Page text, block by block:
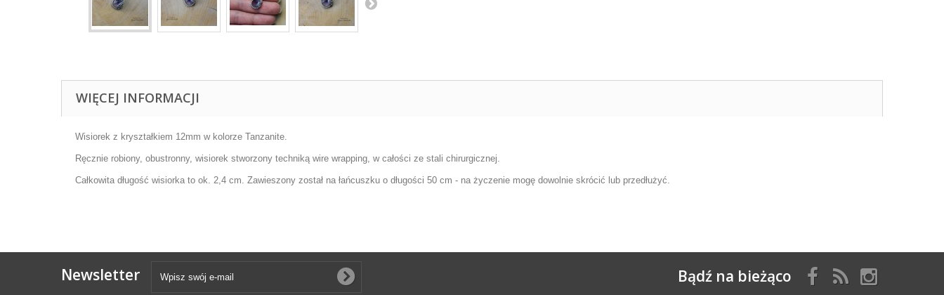
WIĘCEJ INFORMACJI
Wisiorek z kryształkiem 12mm w kolorze Tanzanite.
Ręcznie robiony, obustronny, wisiorek stworzony techniką wire wrapping, w całości ze stali chirurgicznej.
Całkowita długość wisiorka to ok. 2,4 cm. Zawieszony został na łańcuszku o długości 50 cm - na życzenie mogę dowolnie skrócić lub przedłużyć.
Newsletter Bądź na bieżąco